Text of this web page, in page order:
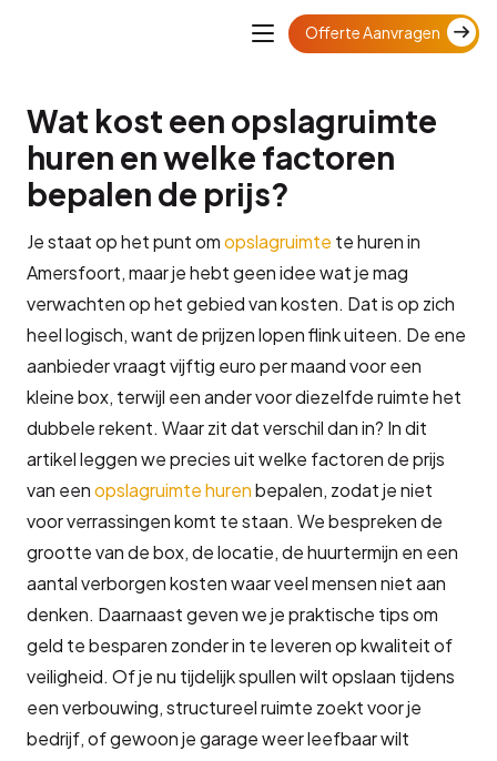
Offerte Aanvragen
Wat kost een opslagruimte
huren en welke factoren
bepalen de prijs?
Je staat op het punt omopslagruimte te huren in
Amersfoort, maar je hebt geen idee wat je mag
verwachten op het gebied van kosten. Dat is op zich
heel logisch, want de prijzen lopen flink uiteen. De ene
aanbieder vraagt vijftig euro per maand voor een
kleine box, terwijl een ander voor diezelfde ruimte het
dubbele rekent. Waar zit dat verschil dan in? In dit
artikel leggen we precies uit welke factoren de prijs
van eenopslagruimte hurenbepalen, zodat je niet
voor verrassingen komt te staan. We bespreken de
grootte van de box, de locatie, de huurtermijn en een
aantal verborgen kosten waar veel mensen niet aan
denken. Daarnaast geven we je praktische tips om
geld te besparen zonder in te leveren op kwaliteit of
veiligheid. Of je nu tijdelijk spullen wilt opslaan tijdens
een verbouwing, structureel ruimte zoekt voor je
bedrijf, of gewoon je garage weer leefbaar wilt